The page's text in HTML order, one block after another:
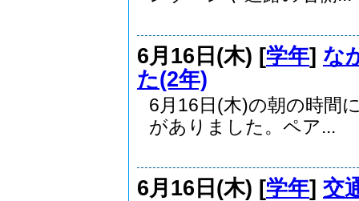
6月16日(木) [学年] な
た(2年)
6月16日(木)の朝の時間
がありました。ペア...
6月16日(木) [学年] 交